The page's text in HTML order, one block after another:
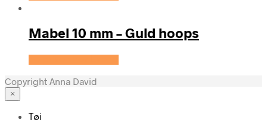
Mabel 10 mm – Guld hoops
Copyright Anna David
×
Tøj